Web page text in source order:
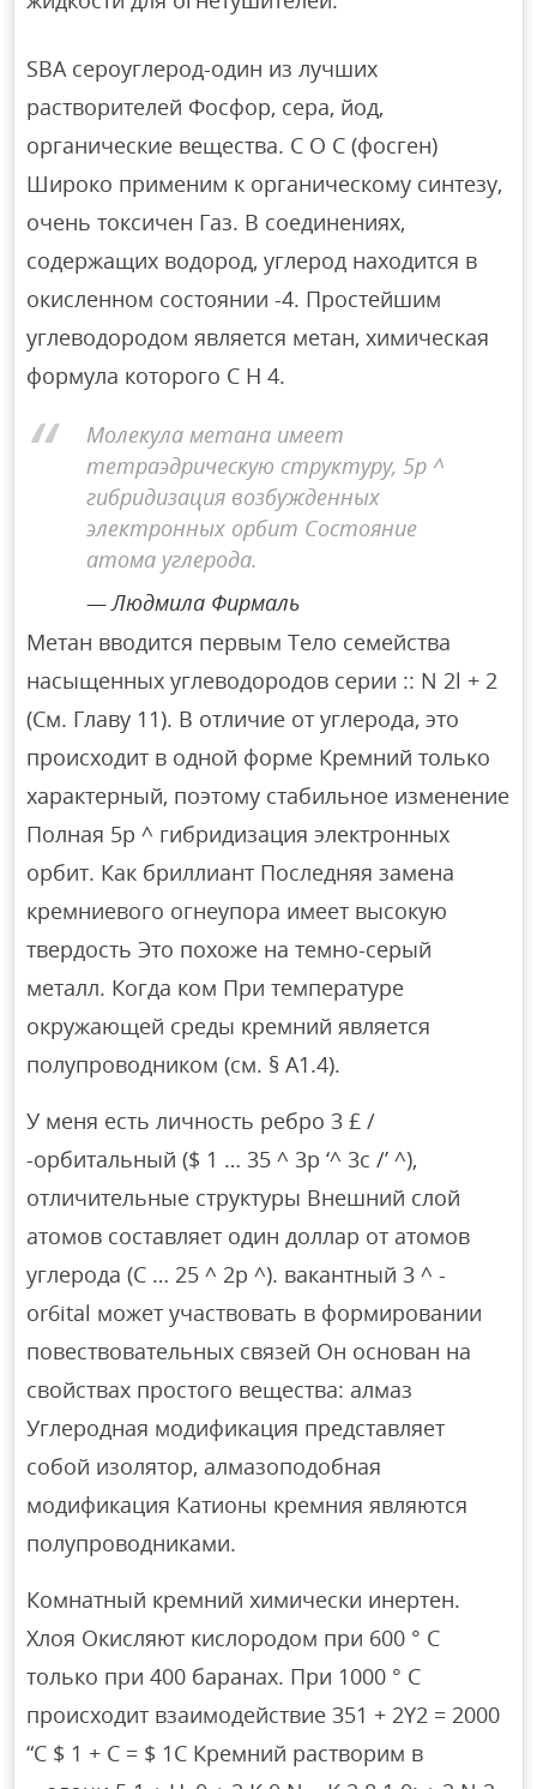
SBA сероуглерод-один из лучших
растворителей Фосфор, сера, йод,
органические вещества. C O C (фосген)
Широко применим к органическому синтезу,
очень токсичен Газ. В соединениях,
содержащих водород, углерод находится в
окисленном состоянии -4. Простейшим
углеводородом является метан, химическая
формула которого С Н 4.
Молекула метана имеет
тетраэдрическую структуру, 5р ^
гибридизация возбужденных
электронных орбит Состояние
атома углерода.
Людмила Фирмаль
Метан вводится первым Тело семейства
насыщенных углеводородов серии :: N 2l + 2
(См. Главу 11). В отличие от углерода, это
происходит в одной форме Кремний только
характерный, поэтому стабильное изменение
Полная 5p ^ гибридизация электронных
орбит. Как бриллиант Последняя замена
кремниевого огнеупора имеет высокую
твердость Это похоже на темно-серый
металл. Когда ком При температуре
окружающей среды кремний является
полупроводником (см. § A1.4).
У меня есть личность ребро 3 £ /
-орбитальный ($ 1 … 35 ^ 3р ‘^ 3с /’ ^),
отличительные структуры Внешний слой
атомов составляет один доллар от атомов
углерода (C … 25 ^ 2p ^). вакантный 3 ^ -
or6ital может участвовать в формировании
повествовательных связей Он основан на
свойствах простого вещества: алмаз
Углеродная модификация представляет
собой изолятор, алмазоподобная
модификация Катионы кремния являются
полупроводниками.
Комнатный кремний химически инертен.
Хлоя Окисляют кислородом при 600 ° С
только при 400 баранах. При 1000 ° С
происходит взаимодействие 351 + 2Y2 = 2000
“C $ 1 + C = $ 1C Кремний растворим в